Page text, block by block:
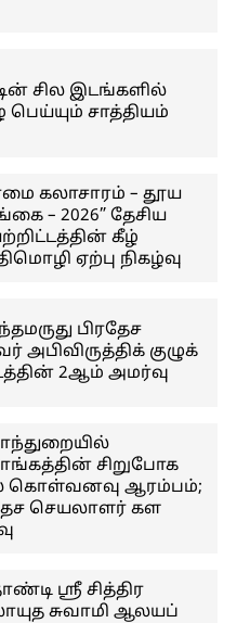
சில இடங்களில்
சாத்தியம்
கலாசாரம் – தூய
– 2026” தேசிய
கீழ்
ஏற்பு நிகழ்வு
பிரதேச
அபிவிருத்திக் குழுக்
2ஆம் அமர்வு
சிறுபோக
கொள்வனவு ஆரம்பம்;
செயலாளர் கள
ஸ்ரீ சித்திர
சுவாமி ஆலயப்